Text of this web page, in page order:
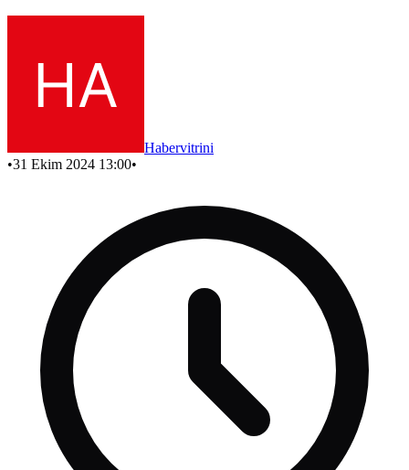
Habervitrini
•31 Ekim 2024 13:00•